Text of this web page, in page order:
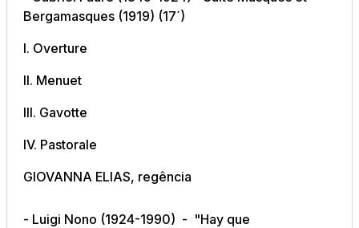
Bergamasques (1919) (17´)
I. Overture
II. Menuet
III. Gavotte
IV. Pastorale
GIOVANNA ELIAS, regência
- Luigi Nono (1924-1990) - "Hay que